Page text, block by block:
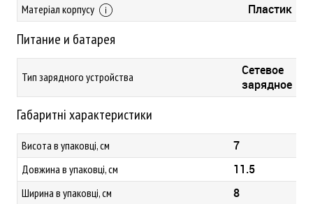
Матеріал корпусу Пластик
Питание и батарея
Тип зарядного устройства
Сетевое
зарядное
Габаритні характеристики
Висота в упаковці, см 7
Довжина в упаковці, см 11.5
Ширина в упаковці, см 8